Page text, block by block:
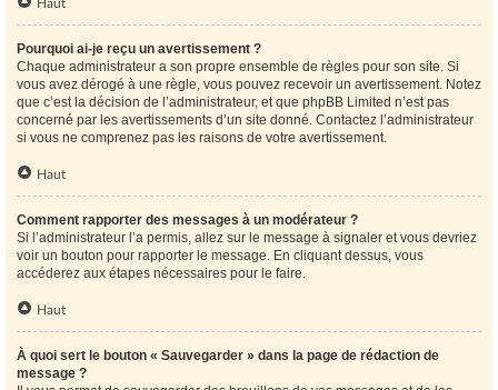
Haut
Pourquoi ai-je reçu un avertissement ?
Chaque administrateur a son propre ensemble de règles pour son site. Si
vous avez dérogé à une règle, vous pouvez recevoir un avertissement. Notez
que c’est la décision de l’administrateur, et que phpBB Limited n’est pas
concerné par les avertissements d’un site donné. Contactez l’administrateur
si vous ne comprenez pas les raisons de votre avertissement.
Haut
Comment rapporter des messages à un modérateur ?
Si l’administrateur l’a permis, allez sur le message à signaler et vous devriez
voir un bouton pour rapporter le message. En cliquant dessus, vous
accéderez aux étapes nécessaires pour le faire.
Haut
À quoi sert le bouton « Sauvegarder » dans la page de rédaction de
message ?